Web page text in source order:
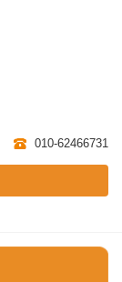
010-62466731